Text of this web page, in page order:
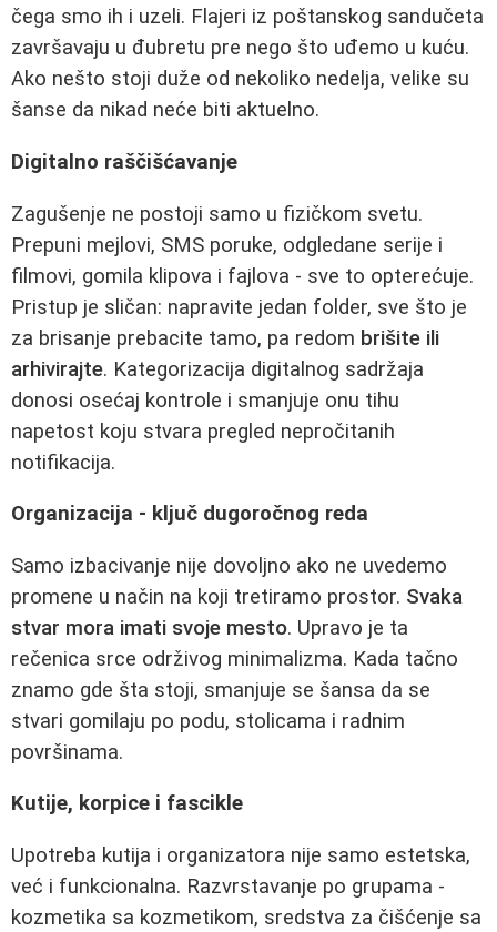
čega smo ih i uzeli. Flajeri iz poštanskog sandučeta
završavaju u đubretu pre nego što uđemo u kuću.
Ako nešto stoji duže od nekoliko nedelja, velike su
šanse da nikad neće biti aktuelno.
Digitalno raščišćavanje
Zagušenje ne postoji samo u fizičkom svetu.
Prepuni mejlovi, SMS poruke, odgledane serije i
filmovi, gomila klipova i fajlova - sve to opterećuje.
Pristup je sličan: napravite jedan folder, sve što je
za brisanje prebacite tamo, pa redom brišite ili
arhivirajte. Kategorizacija digitalnog sadržaja
donosi osećaj kontrole i smanjuje onu tihu
napetost koju stvara pregled nepročitanih
notifikacija.
Organizacija - ključ dugoročnog reda
Samo izbacivanje nije dovoljno ako ne uvedemo
promene u način na koji tretiramo prostor. Svaka
stvar mora imati svoje mesto. Upravo je ta
rečenica srce održivog minimalizma. Kada tačno
znamo gde šta stoji, smanjuje se šansa da se
stvari gomilaju po podu, stolicama i radnim
površinama.
Kutije, korpice i fascikle
Upotreba kutija i organizatora nije samo estetska,
već i funkcionalna. Razvrstavanje po grupama -
kozmetika sa kozmetikom, sredstva za čišćenje sa